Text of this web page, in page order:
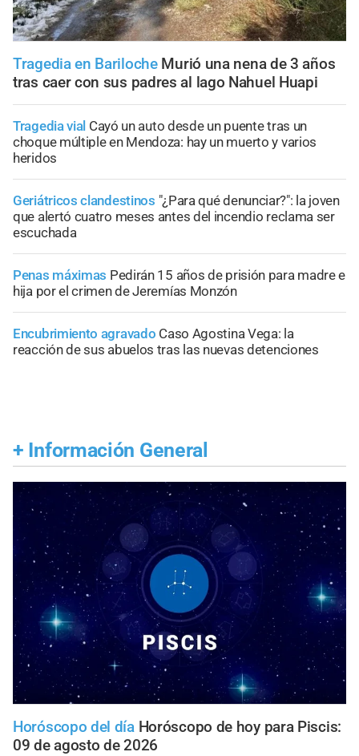
Tragedia en Bariloche Murió una nena de 3 años
tras caer con sus padres al lago Nahuel Huapi
Tragedia vial Cayó un auto desde un puente tras un
choque múltiple en Mendoza: hay un muerto y varios
heridos
Geriátricos clandestinos "¿Para qué denunciar?": la joven
que alertó cuatro meses antes del incendio reclama ser
escuchada
Penas máximas Pedirán 15 años de prisión para madre e
hija por el crimen de Jeremías Monzón
Encubrimiento agravado Caso Agostina Vega: la
reacción de sus abuelos tras las nuevas detenciones
+ Información General
Horóscopo del día Horóscopo de hoy para Piscis:
09 de agosto de 2026